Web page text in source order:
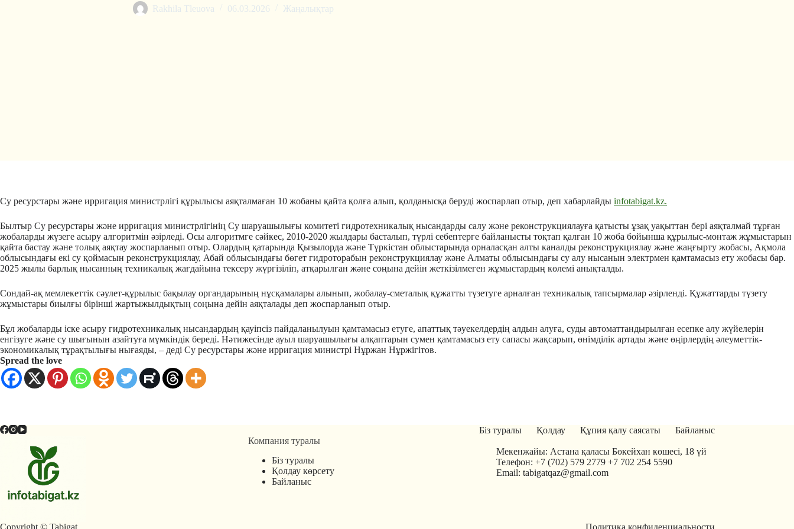
Rakhila Tleuova 06.03.2026 Жаңалықтар
Су ресурстары және ирригация министрлігі құрылысы аяқталмаған 10 жобаны қайта қолға алып, қолданысқа беруді жоспарлап отыр, деп хабарлайды infotabigat.kz.
Былтыр Су ресурстары және ирригация министрлігінің Су шаруашылығы комитеті гидротехникалық нысандарды салу және реконструкциялауға қатысты ұзақ уақыттан бері аяқталмай тұрған
жобаларды жүзеге асыру алгоритмін әзірледі. Осы алгоритмге сәйкес, 2010-2020 жылдары басталып, түрлі себептерге байланысты тоқтап қалған 10 жоба бойынша құрылыс-монтаж жұмыстарын
қайта бастау және толық аяқтау жоспарланып отыр. Олардың қатарында Қызылорда және Түркістан облыстарында орналасқан алты каналды реконструкциялау және жаңғырту жобасы, Ақмола
облысындағы екі су қоймасын реконструкциялау, Абай облысындағы бөгет гидроторабын реконструкциялау және Алматы облысындағы су алу нысанын электрмен қамтамасыз ету жобасы бар.
2025 жылы барлық нысанның техникалық жағдайына тексеру жүргізіліп, атқарылған және соңына дейін жеткізілмеген жұмыстардың көлемі анықталды.
Сондай-ақ мемлекеттік сәулет-құрылыс бақылау органдарының нұсқамалары алынып, жобалау-сметалық құжатты түзетуге арналған техникалық тапсырмалар әзірленді. Құжаттарды түзету
жұмыстары биылғы бірінші жартыжылдықтың соңына дейін аяқталады деп жоспарланып отыр.
Бұл жобаларды іске асыру гидротехникалық нысандардың қауіпсіз пайдаланылуын қамтамасыз етуге, апаттық тәуекелдердің алдын алуға, суды автоматтандырылған есепке алу жүйелерін
енгізуге және су шығынын азайтуға мүмкіндік береді. Нәтижесінде ауыл шаруашылығы алқаптарын сумен қамтамасыз ету сапасы жақсарып, өнімділік артады және өңірлердің әлеуметтік-
экономикалық тұрақтылығы нығаяды, – деді Су ресурстары және ирригация министрі Нұржан Нұржігітов.
Spread the love
Біз туралы Қолдау Құпия қалу саясаты
Байланыс
Компания туралы
Біз туралы
Қолдау көрсету
Байланыс
Мекенжайы: Астана қаласы Бөкейхан көшесі, 18 үй
Телефон: +7 (702) 579 2779 +7 702 254 5590
Email: tabigatqaz@gmail.com
Copyright © Tabigat Политика конфиденциальности